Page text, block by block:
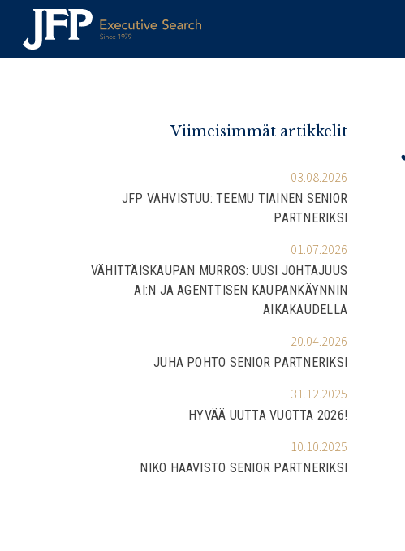
content
Viimeisimmät artikkelit
03.08.2026
JFP VAHVISTUU: TEEMU TIAINEN SENIOR
PARTNERIKSI
01.07.2026
VÄHITTÄISKAUPAN MURROS: UUSI JOHTAJUUS
AI:N JA AGENTTISEN KAUPANKÄYNNIN
AIKAKAUDELLA
20.04.2026
JUHA POHTO SENIOR PARTNERIKSI
31.12.2025
HYVÄÄ UUTTA VUOTTA 2026!
10.10.2025
NIKO HAAVISTO SENIOR PARTNERIKSI